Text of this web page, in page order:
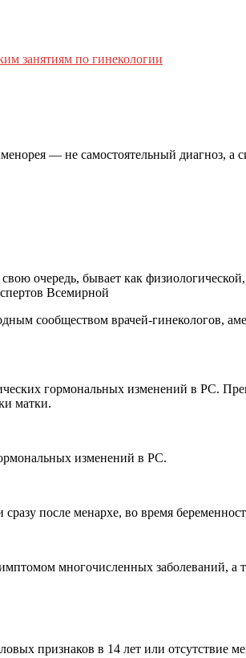
занятиям по гинекологии
— не самостоятельный диагноз,
очередь, бывает как
Всемирной
сообществом врачей-гинекологов,
гормональных изменений в РС.
матки.
изменений в РС.
после менархе, во время
многочисленных
признаков в 14 лет или отсутствие